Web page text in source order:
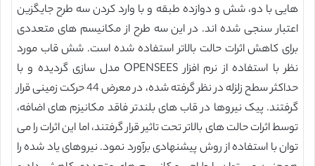
هایی با دو، شش و دوازده طبقه و با وارد کردن سه طرح جایگزین
اعتبار سنجی شده اند. در این سه طرح از مکانیسم های متعددی
برای کاهش اثرات حالت بالاتر استفاده شده است. شش قاب مورد
نظر با استفاده از نرم افزار OPENSEES مدل سازی گردیده و با
حداکثر سطح زلزله در نظر گرفته شده، در معرض 44 حرکت زمینی قرار
گرفتند. پیک نیروها در قاب های بلندتر فاقد مکانیزم های اضافه،
توسط اثرات حالت های بالاتر تحت تاثیر قرار گرفتند، اما این اثرات را می
توان با استفاده از روش پیشنهادی برآورد نمود. نیروهای یاد شده را